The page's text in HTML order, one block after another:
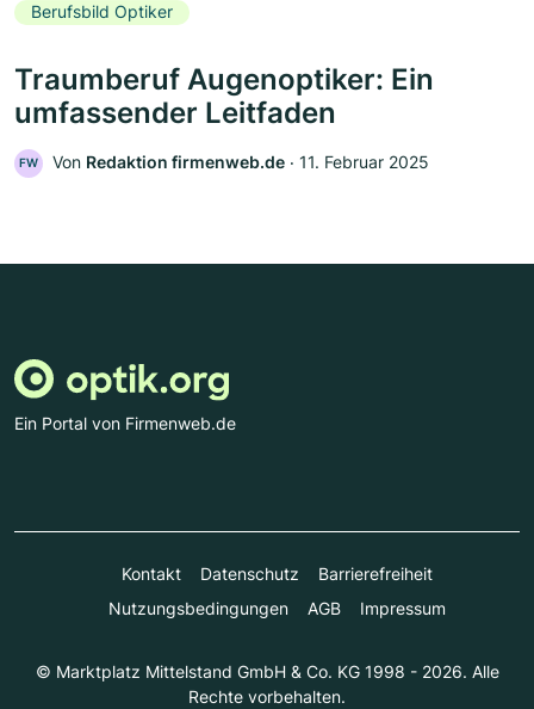
Berufsbild Optiker
Traumberuf Augenoptiker: Ein
umfassender Leitfaden
FW Von Redaktion firmenweb.de ‧ 11. Februar 2025
Ein Portal von Firmenweb.de
Kontakt Datenschutz
Barrierefreiheit
Nutzungsbedingungen
AGB Impressum
© Marktplatz Mittelstand GmbH & Co. KG 1998 - 2026. Alle
Rechte vorbehalten.